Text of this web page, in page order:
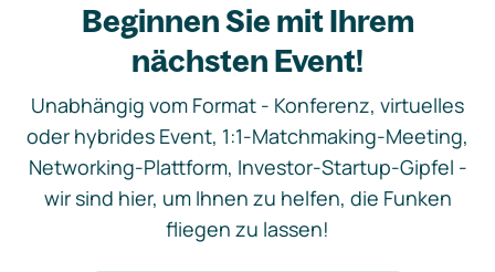
Beginnen Sie mit Ihrem
nächsten Event!
Unabhängig vom Format - Konferenz, virtuelles
oder hybrides Event, 1:1-Matchmaking-Meeting,
Networking-Plattform, Investor-Startup-Gipfel -
wir sind hier, um Ihnen zu helfen, die Funken
fliegen zu lassen!